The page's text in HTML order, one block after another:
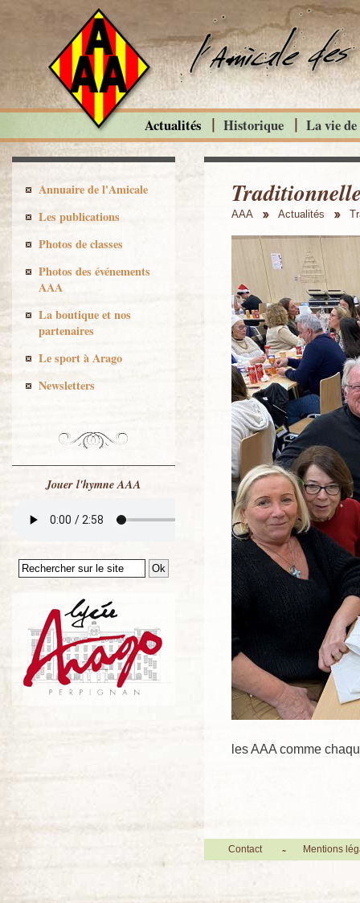
AAA Actualités
les AAA comme
Actualités Historique La vie
Annuaire de l'Amicale
Les publications
Photos de classes
Photos des événements
AAA
La boutique et nos
partenaires
Le sport à Arago
Newsletters
Jouer l'hymne AAA
Contact Mentions